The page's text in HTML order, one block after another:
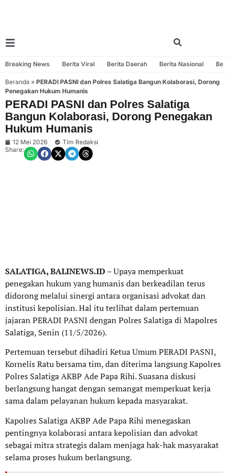
Breaking News Berita Viral Berita Daerah Berita Nasional
Beranda » PERADI PASNI dan Polres Salatiga Bangun Kolaborasi, Dorong
Penegakan Hukum Humanis
PERADI PASNI dan Polres Salatiga
Bangun Kolaborasi, Dorong Penegakan
Hukum Humanis
12 Mei 2026
Tim Redaksi
Share:
SALATIGA, BALINEWS.ID– Upaya memperkuat
penegakan hukum yang humanis dan berkeadilan terus
didorong melalui sinergi antara organisasi advokat dan
institusi kepolisian. Hal itu terlihat dalam pertemuan
jajaran PERADI PASNI dengan Polres Salatiga di Mapolres
Salatiga, Senin (11/5/2026).
Pertemuan tersebut dihadiri Ketua Umum PERADI PASNI,
Kornelis Ratu bersama tim, dan diterima langsung Kapolres
Polres Salatiga AKBP Ade Papa Rihi. Suasana diskusi
berlangsung hangat dengan semangat memperkuat kerja
sama dalam pelayanan hukum kepada masyarakat.
Kapolres Salatiga AKBP Ade Papa Rihi menegaskan
pentingnya kolaborasi antara kepolisian dan advokat
sebagai mitra strategis dalam menjaga hak-hak masyarakat
selama proses hukum berlangsung.